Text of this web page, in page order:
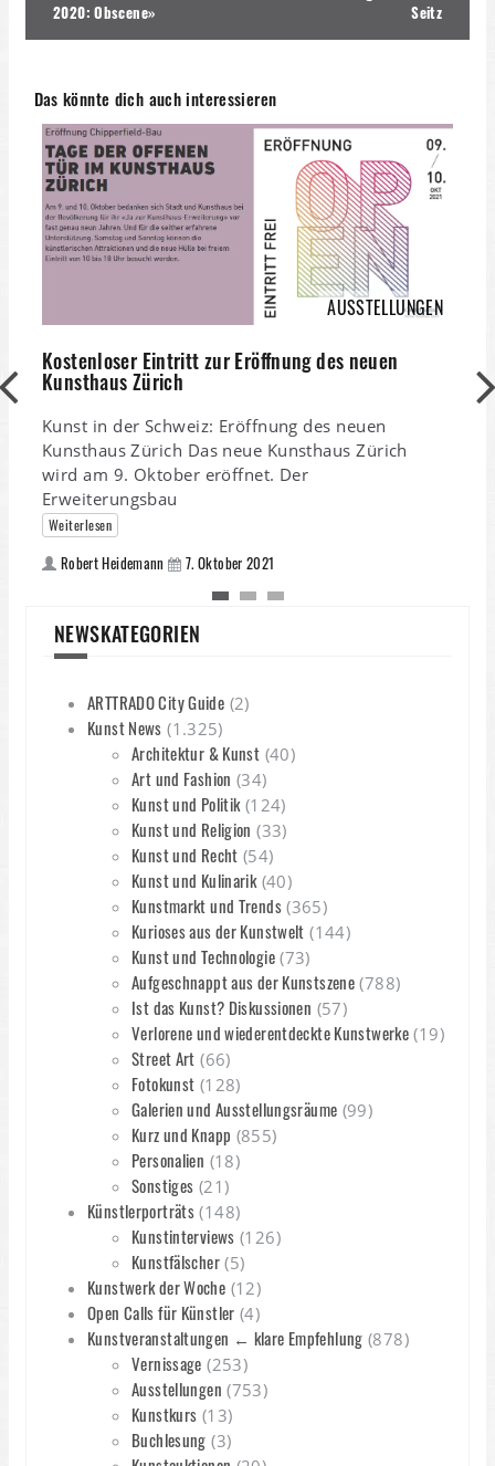
2020: Obscene»
Seitz
Das könnte dich auch interessieren
AUSSTELLUNGEN
Kostenloser Eintritt zur Eröffnung des neuen
Kunsthaus Zürich
Kunst in der Schweiz: Eröffnung des neuen
Kunsthaus Zürich Das neue Kunsthaus Zürich
wird am 9. Oktober eröffnet. Der
Erweiterungsbau
Weiterlesen
Robert Heidemann 7. Oktober 2021
NEWSKATEGORIEN
ARTTRADO City Guide (2)
Kunst News (1.325)
Architektur & Kunst (40)
Art und Fashion (34)
Kunst und Politik(124)
Kunst und Religion (33)
Kunst und Recht (54)
Kunst und Kulinarik(40)
Kunstmarkt und Trends(365)
Kurioses aus der Kunstwelt (144)
Kunst und Technologie(73)
Aufgeschnappt aus der Kunstszene (788)
Ist das Kunst? Diskussionen (57)
Verlorene und wiederentdeckte Kunstwerke (19)
Street Art (66)
Fotokunst (128)
Galerien und Ausstellungsräume (99)
Kurz und Knapp (855)
Personalien (18)
Sonstiges (21)
Künstlerporträts (148)
Kunstinterviews (126)
Kunstfälscher(5)
Kunstwerk der Woche (12)
Open Calls für Künstler (4)
Kunstveranstaltungen ← klare Empfehlung (878)
Vernissage (253)
Ausstellungen (753)
Kunstkurs (13)
Buchlesung (3)